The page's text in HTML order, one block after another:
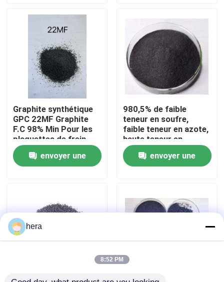
Au sujet de nous
Visite d'usine
Contrôle de qualité
Contactez-nous
Cas
Graphite lamellaire naturel
Graphite synthétique
GPC 22MF Graphite
F.C 98% Min Pour les
plaquettes de frein
haut de gamme
envoyer une
980,5% de faible
teneur en soufre,
faible teneur en azote,
haute teneur en
carbone et graphite
de qualitéenvoyer une
hera
8:52 PM